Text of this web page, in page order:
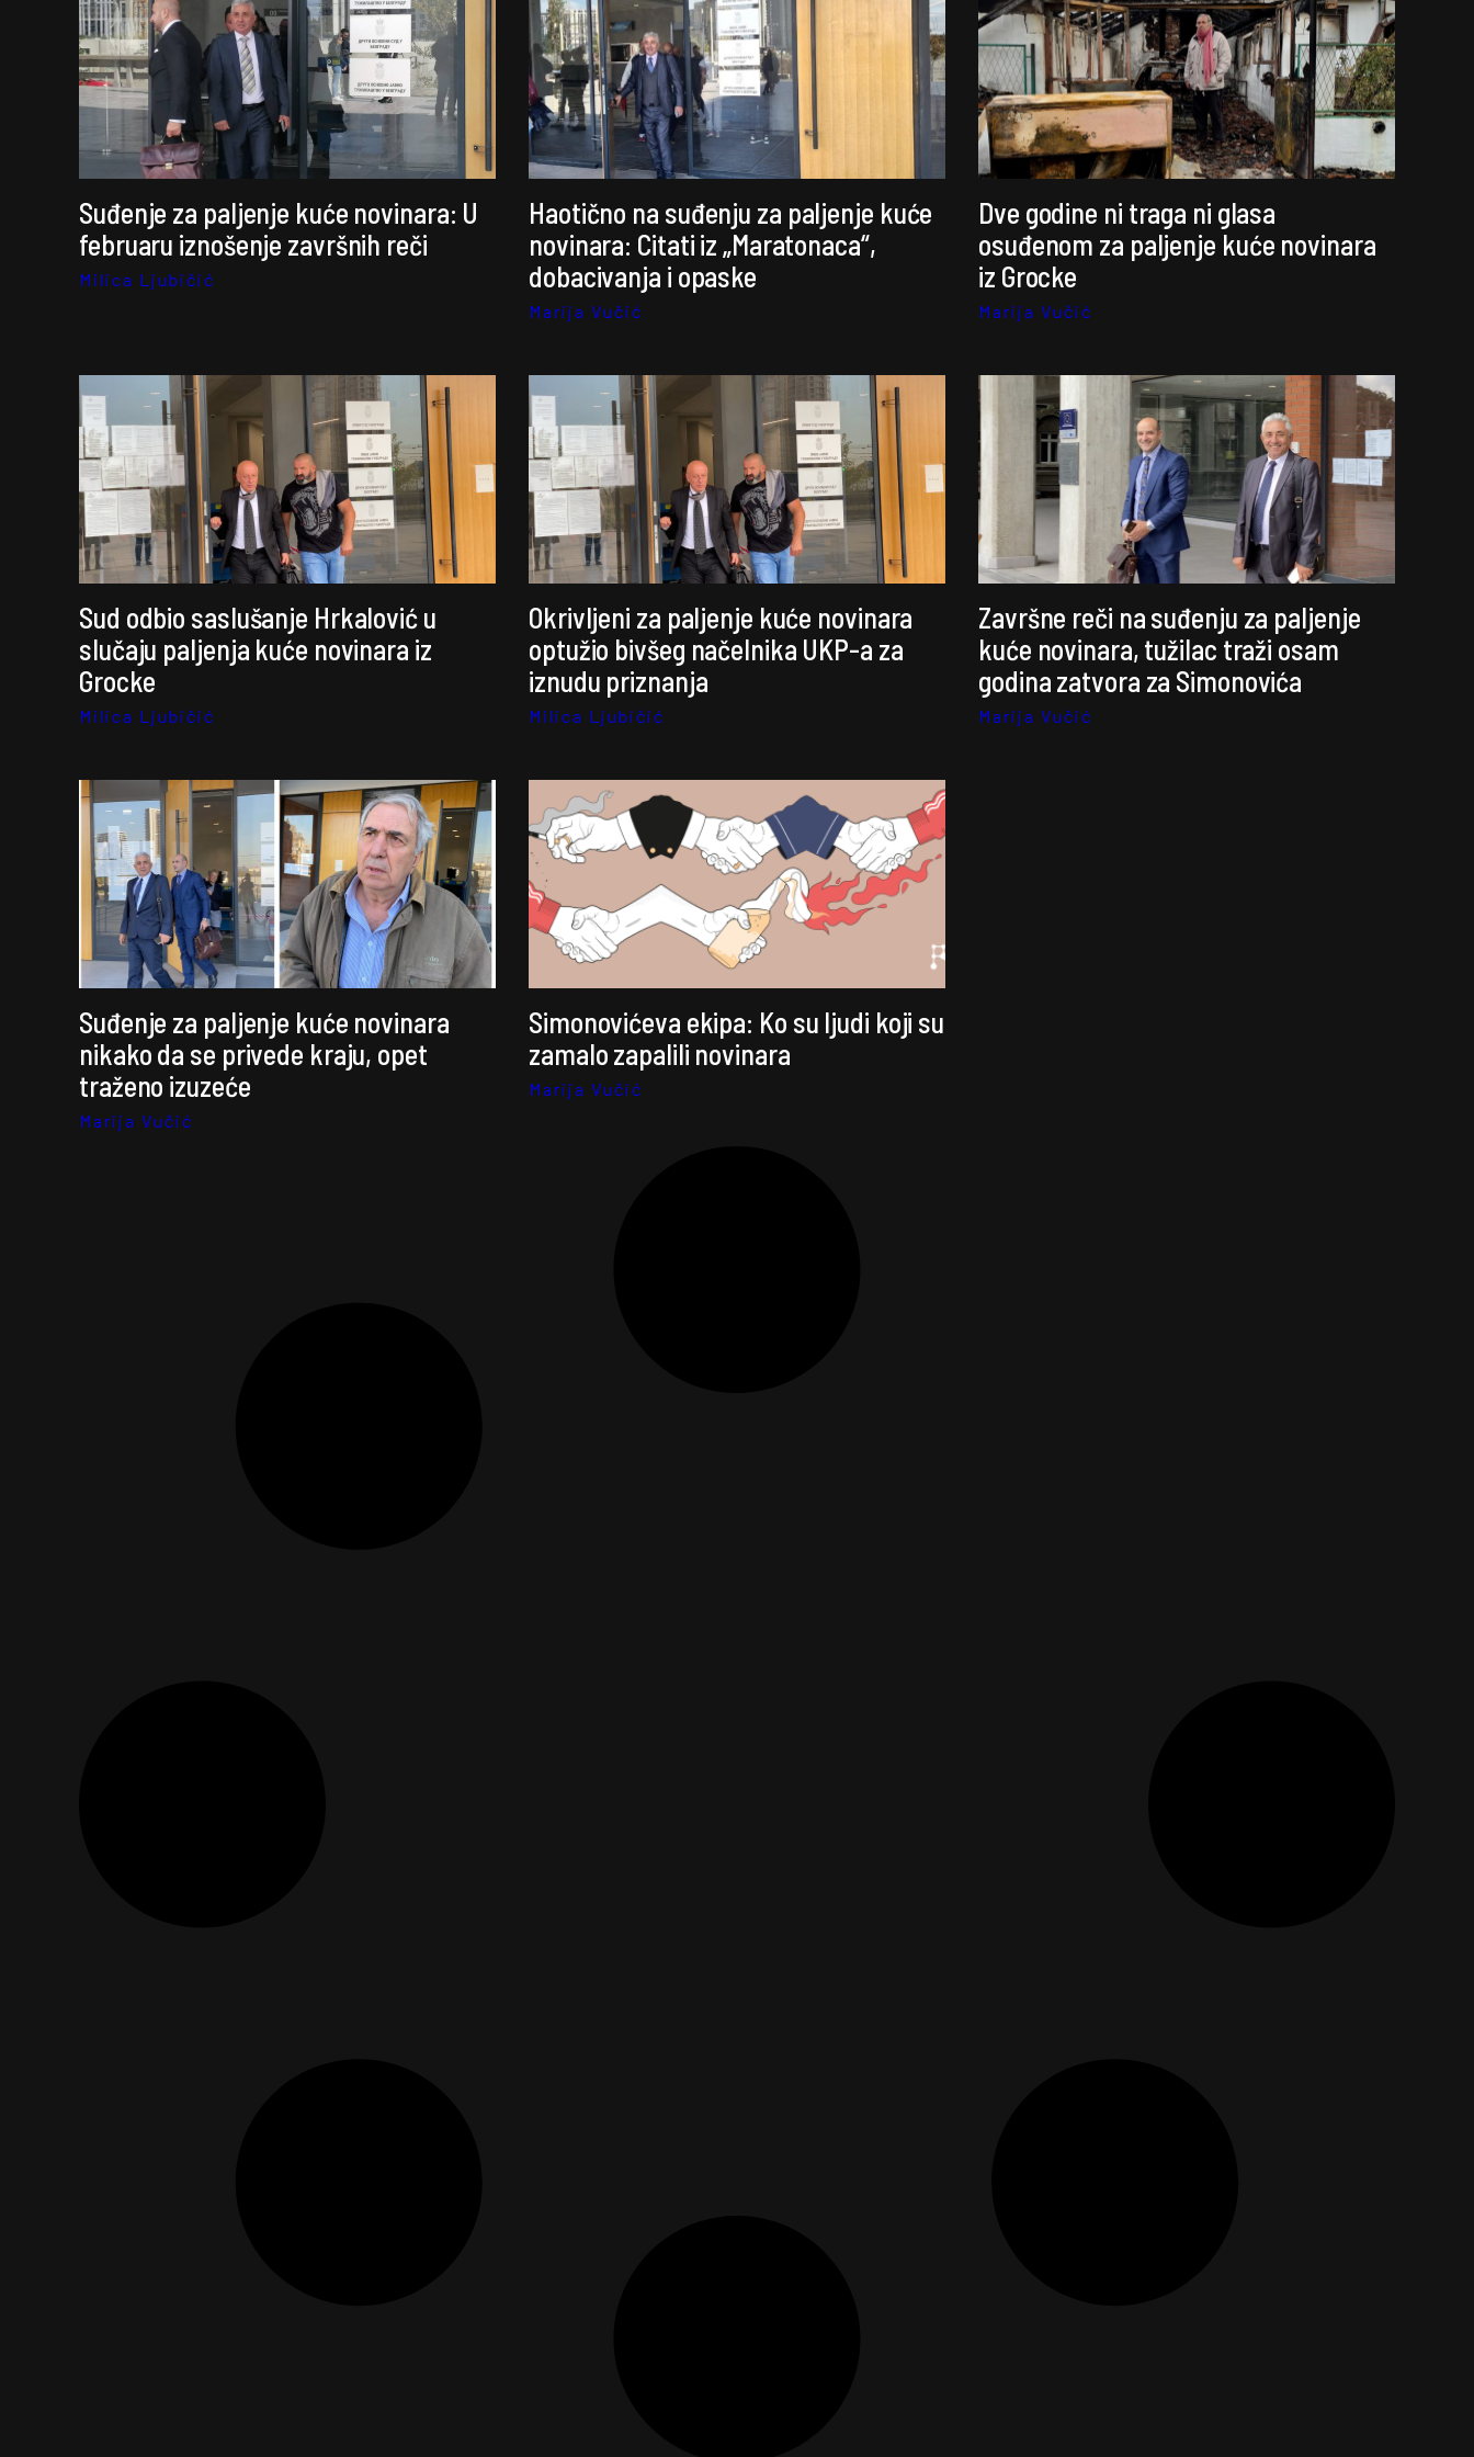
Suđenje za paljenje kuće novinara: U
februaru iznošenje završnih reči
Milica Ljubičić
Haotično na suđenju za paljenje kuće
novinara: Citati iz „Maratonaca“,
dobacivanja i opaske
Marija Vučić
Dve godine ni traga ni glasa
osuđenom za paljenje kuće novinara
iz Grocke
Marija Vučić
Sud odbio saslušanje Hrkalović u
slučaju paljenja kuće novinara iz
Grocke
Milica Ljubičić
Okrivljeni za paljenje kuće novinara
optužio bivšeg načelnika UKP-a za
iznudu priznanja
Milica Ljubičić
Završne reči na suđenju za paljenje
kuće novinara, tužilac traži osam
godina zatvora za Simonovića
Marija Vučić
Suđenje za paljenje kuće novinara
nikako da se privede kraju, opet
traženo izuzeće
Marija Vučić
Simonovićeva ekipa: Ko su ljudi koji su
zamalo zapalili novinara
Marija Vučić